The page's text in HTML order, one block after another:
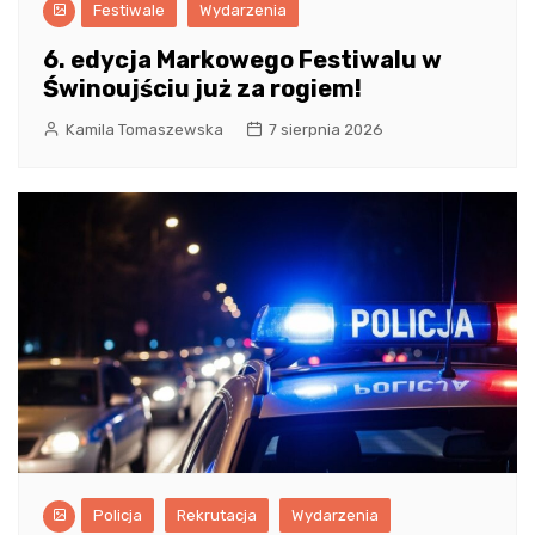
Festiwale Wydarzenia
6. edycja Markowego Festiwalu w
Świnoujściu już za rogiem!
Kamila Tomaszewska 7 sierpnia 2026
Policja Rekrutacja Wydarzenia